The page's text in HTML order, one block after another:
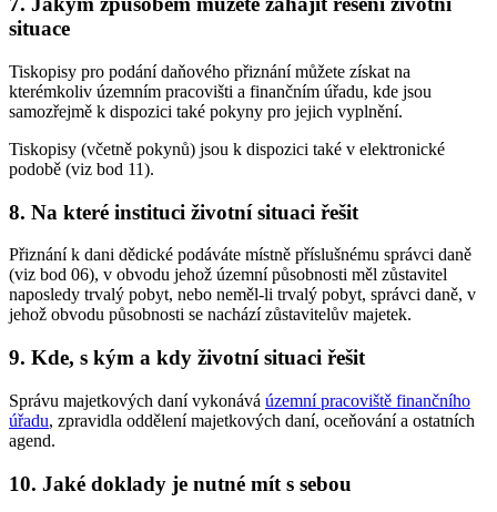
situace
Tiskopisy pro podání daňového přiznání můžete získat na
kterémkoliv územním pracovišti a finančním úřadu, kde jsou
samozřejmě k dispozici také pokyny pro jejich vyplnění.
Tiskopisy (včetně pokynů) jsou k dispozici také v elektronické
podobě (viz bod 11).
8. Na které instituci životní situaci řešit
Přiznání k dani dědické podáváte místně příslušnému správci daně
(viz bod 06), v obvodu jehož územní působnosti měl zůstavitel
naposledy trvalý pobyt, nebo neměl-li trvalý pobyt, správci daně, v
jehož obvodu působnosti se nachází zůstavitelův majetek.
9. Kde, s kým a kdy životní situaci řešit
Správu majetkových daní vykonává územní pracoviště finančního
úřadu, zpravidla oddělení majetkových daní, oceňování a ostatních
agend.
10. Jaké doklady je nutné mít s sebou